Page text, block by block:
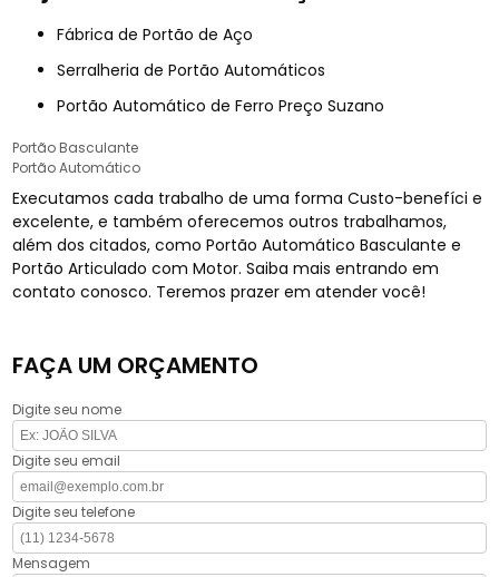
Fábrica de Portão de Aço
Serralheria de Portão Automáticos
Portão Automático de Ferro Preço Suzano
Portão Basculante
Portão Automático
Executamos cada trabalho de uma forma Custo-benefíci e
excelente, e também oferecemos outros trabalhamos,
além dos citados, como Portão Automático Basculante e
Portão Articulado com Motor. Saiba mais entrando em
contato conosco. Teremos prazer em atender você!
FAÇA UM ORÇAMENTO
Digite seu nome
Digite seu email
Digite seu telefone
Mensagem